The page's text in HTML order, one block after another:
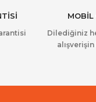
MOBİL
Dilediğiniz